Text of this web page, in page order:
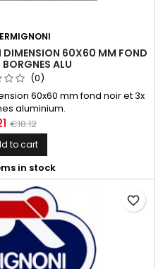
DIMENSION 60X60 MM FOND
ALU
(0)
60x60 mm fond noir et 3x
aluminium.
€18.12
to cart
in stock
favorite_border